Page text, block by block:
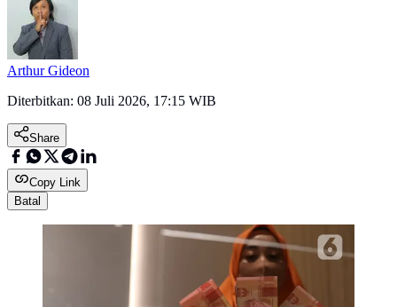
Arthur Gideon
Diterbitkan: 08 Juli 2026, 17:15 WIB
Share
Copy Link
Batal